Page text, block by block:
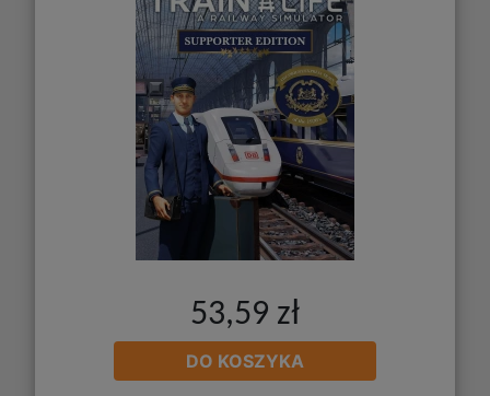
53,59 zł
DO KOSZYKA